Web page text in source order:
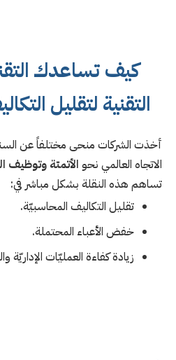
كيف تساعدك
التقنية لتقليل
أخذت الشركات منحى مختلفاً عن
الاتجاه العالمي نحو الأتمتة وتوظيف
تساهم هذه النقلة بشكل مباشر في:
تقليل التكاليف المحاسبيّة.
خفض الأعباء المحتملة.
زيادة كفاءة العمليّات الإداريّة